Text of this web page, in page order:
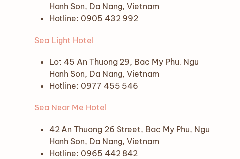
Hanh Son, Da Nang, Vietnam
Hotline: 0905 432 992
Sea Light Hotel
Lot 45 An Thuong 29, Bac My Phu, Ngu
Hanh Son, Da Nang, Vietnam
Hotline: 0977 455 546
Sea Near Me Hotel
42 An Thuong 26 Street, Bac My Phu, Ngu
Hanh Son, Da Nang, Vietnam
Hotline: 0965 442 842